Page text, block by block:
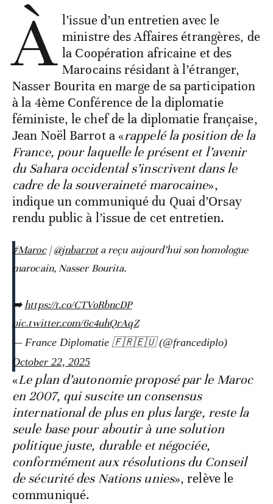
À l’issue d’un entretien avec le
ministre des Affaires étrangères, de
la Coopération africaine et des
Marocains résidant à l’étranger,
Nasser Bourita en marge de sa participation
à la 4ème Conférence de la diplomatie
féministe, le chef de la diplomatie française,
Jean Noël Barrot a «rappelé la position de la
France, pour laquelle le présent et l’avenir
du Sahara occidental s’inscrivent dans le
cadre de la souveraineté marocaine»,
indique un communiqué du Quai d’Orsay
rendu public à l’issue de cet entretien.
#Maroc|@jnbarrota reçu aujourd’hui son homologue
marocain, Nasser Bourita.
➡️https://t.co/CTVoRbncDP
pic.twitter.com/6c4uhQrAqZ
— France Diplomatie 🇫🇷🇪🇺 (@francediplo)
October 22, 2025
«Le plan d’autonomie proposé par le Maroc
en 2007, qui suscite un consensus
international de plus en plus large, reste la
seule base pour aboutir à une solution
politique juste, durable et négociée,
conformément aux résolutions du Conseil
de sécurité des Nations unies», relève le
communiqué.